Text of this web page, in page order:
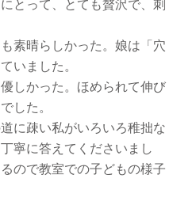
とって、とても贅沢で、刺
素晴らしかった。娘は「穴
いました。
しかった。ほめられて伸び
した。
に疎い私がいろいろ稚拙な
寧に答えてくださいまし
ので教室での子どもの様子